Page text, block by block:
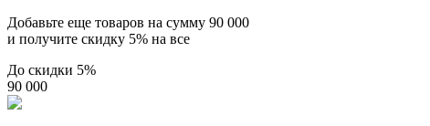
Добавьте еще товаров на сумму 90 000
и получите скидку 5% на все
До скидки 5%
90 000